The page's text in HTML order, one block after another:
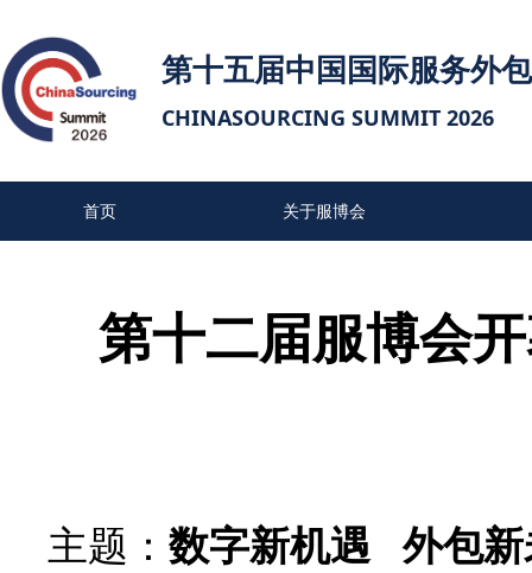
第十五届中国国际服务外
CHINASOURCING SUMMIT 2026
首页 关于服博会
第十二届服博会
主题： 数字新机遇 外包新